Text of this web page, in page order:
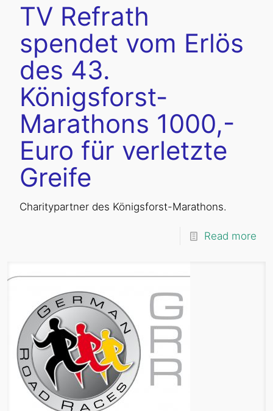
TV Refrath
spendet vom Erlös
des 43.
Königsforst-
Marathons 1000,-
Euro für verletzte
Greife
Charitypartner des Königsforst-Marathons.
Read more